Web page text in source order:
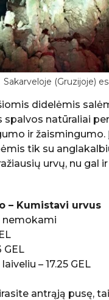
Sakarveloje (Gruzijoje)
didelėmis
spalvos natūraliai
ir
tik su
urvų, nu gal
– Kumistavi urvus
nemokami
GEL
– 17.25 GEL
antrąją pusę,